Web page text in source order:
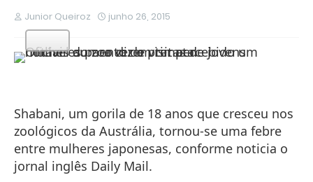
Junior Queiroz junho 26, 2015
Shabani, um gorila de 18 anos que cresceu nos
zoológicos da Austrália, tornou-se uma febre
entre mulheres japonesas, conforme noticia o
jornal inglês Daily Mail.